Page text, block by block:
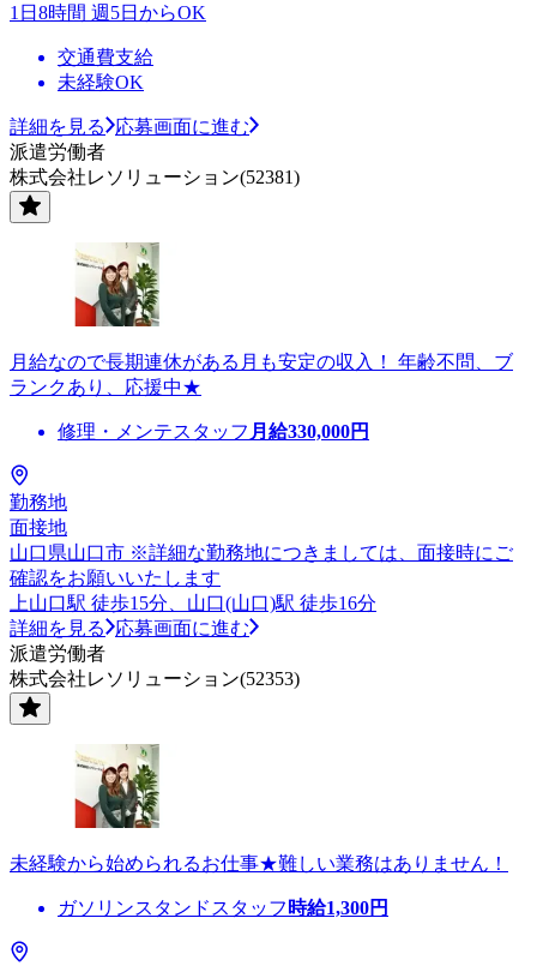
1日8時間 週5日からOK
交通費支給
未経験OK
詳細を見る
応募画面に進む
派遣労働者
株式会社レソリューション(52381)
月給なので長期連休がある月も安定の収入！ 年齢不問、ブ
ランクあり、応援中★
修理・メンテスタッフ 月給330,000円
勤務地
面接地
山口県山口市 ※詳細な勤務地につきましては、面接時にご
確認をお願いいたします
上山口駅 徒歩15分、山口(山口)駅 徒歩16分
詳細を見る
応募画面に進む
派遣労働者
株式会社レソリューション(52353)
未経験から始められるお仕事★難しい業務はありません！
ガソリンスタンドスタッフ 時給1,300円